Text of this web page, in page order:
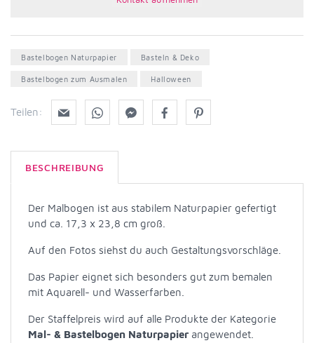
Bastelbogen Naturpapier Basteln & Deko
Bastelbogen zum Ausmalen Halloween
Teilen:
BESCHREIBUNG
Der Malbogen ist aus stabilem Naturpapier gefertigt
und ca. 17,3 x 23,8 cm groß.
Auf den Fotos siehst du auch Gestaltungsvorschläge.
Das Papier eignet sich besonders gut zum bemalen
mit Aquarell- und Wasserfarben.
Der Staffelpreis wird auf alle Produkte der Kategorie
Mal- & Bastelbogen Naturpapier angewendet.